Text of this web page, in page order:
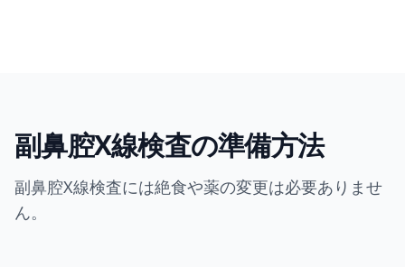
副鼻腔X線検査の準備方法
副鼻腔X線検査には絶食や薬の変更は必要ありませ
ん。